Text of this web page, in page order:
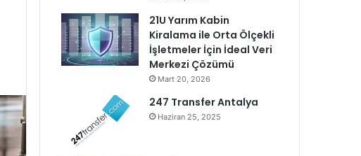
21U Yarım Kabin
Kiralama ile Orta Ölçekli
İşletmeler İçin İdeal Veri
Merkezi Çözümü
Mart 20, 2026
247 Transfer Antalya
Haziran 25, 2025